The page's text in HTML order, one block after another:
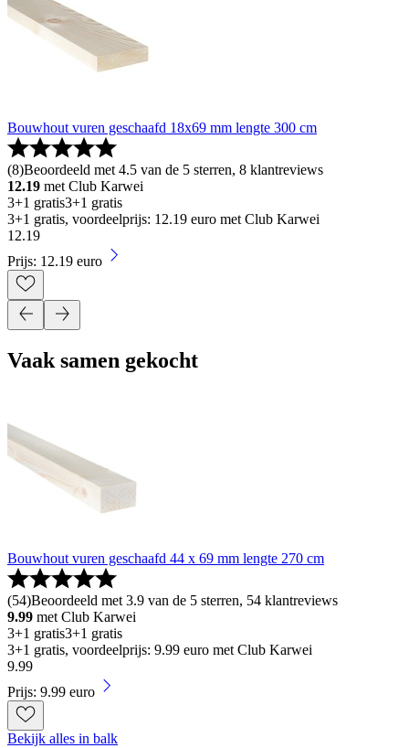
Bouwhout vuren geschaafd 18x69 mm lengte 300 cm
(8)Beoordeeld met 4.5 van de 5 sterren, 8 klantreviews
12.19 met Club Karwei
3+1 gratis3+1 gratis
3+1 gratis, voordeelprijs: 12.19 euro met Club Karwei
12.19
Prijs: 12.19 euro
Vaak samen gekocht
Bouwhout vuren geschaafd 44 x 69 mm lengte 270 cm
(54)Beoordeeld met 3.9 van de 5 sterren, 54 klantreviews
9.99 met Club Karwei
3+1 gratis3+1 gratis
3+1 gratis, voordeelprijs: 9.99 euro met Club Karwei
9.99
Prijs: 9.99 euro
Bekijk alles in balk